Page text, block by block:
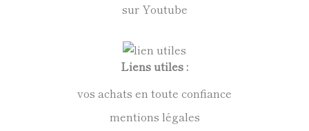
sur Youtube
Liens utiles :
vos achats en toute confiance
mentions légales